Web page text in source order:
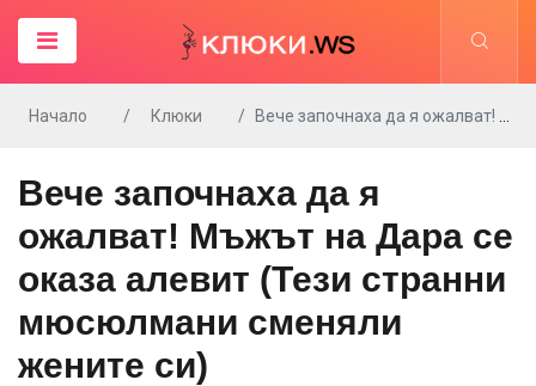
Начало Клюки Вече започнаха да я ожалват! Мъжът на Дара се оказа алевит (Тези странни мюсюлмани сменяли жените си)
Вече започнаха да я
ожалват! Мъжът на Дара се
оказа алевит (Тези странни
мюсюлмани сменяли
жените си)